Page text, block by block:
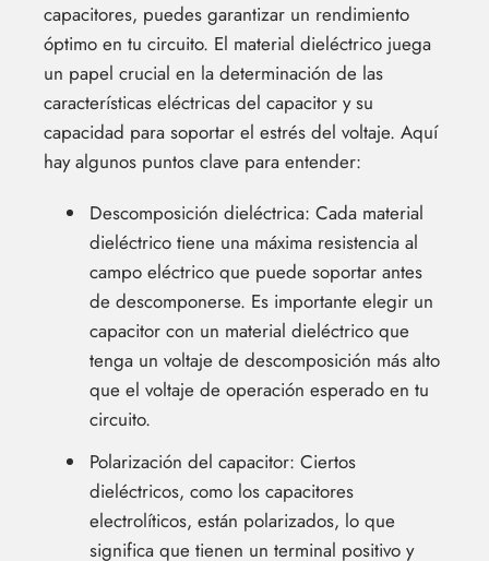
capacitores, puedes garantizar un rendimiento
óptimo en tu circuito. El material dieléctrico juega
un papel crucial en la determinación de las
características eléctricas del capacitor y su
capacidad para soportar el estrés del voltaje. Aquí
hay algunos puntos clave para entender:
Descomposición dieléctrica: Cada material
dieléctrico tiene una máxima resistencia al
campo eléctrico que puede soportar antes
de descomponerse. Es importante elegir un
capacitor con un material dieléctrico que
tenga un voltaje de descomposición más alto
que el voltaje de operación esperado en tu
circuito.
Polarización del capacitor: Ciertos
dieléctricos, como los capacitores
electrolíticos, están polarizados, lo que
significa que tienen un terminal positivo y